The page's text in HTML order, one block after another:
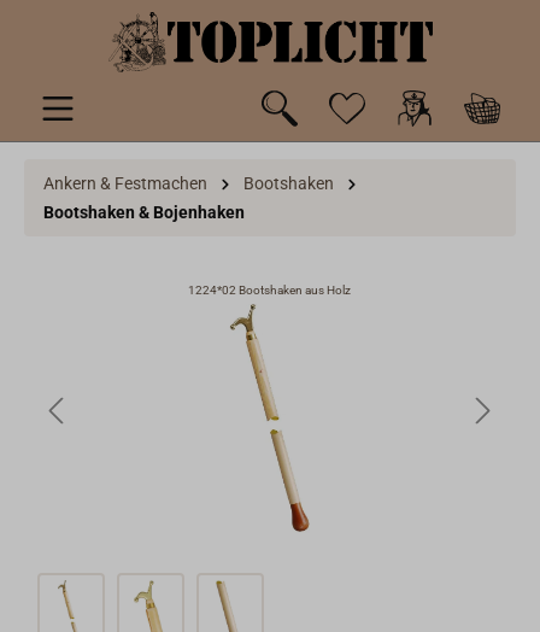
springen
Ankern & Festmachen
Bootshaken
Bootshaken & Bojenhaken
1224*02 Bootshaken aus Holz